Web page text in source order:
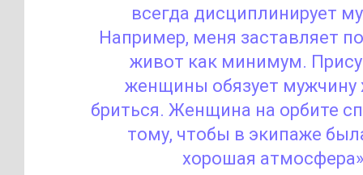
всегда дисциплинирует
Например, меня заставляет
живот как минимум.
женщины обязует мужчину
бриться. Женщина на орбите
тому, чтобы в экипаже
хорошая